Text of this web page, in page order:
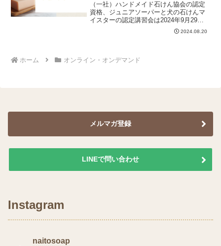
（一社）ハンドメイド石けん協会の認定
資格、ジュニアソーパーと犬の石けんマ
イスターの認定講習会は2024年9月29日
（日）に開催されます。講座を受講中の
方、またはこれから受講される方で、9月
2024.08.20
ホーム オンライン・オンデマンド
メルマガ登録
LINEで問い合わせ
Instagram
naitosoap